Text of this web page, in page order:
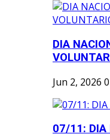
DIA
Jun 2, 2026 0
07/11: DIA